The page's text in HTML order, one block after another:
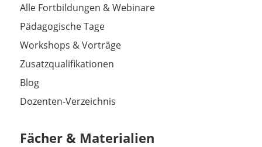
Alle Fortbildungen & Webinare
Pädagogische Tage
Workshops & Vorträge
Zusatzqualifikationen
Blog
Dozenten-Verzeichnis
Fächer & Materialien